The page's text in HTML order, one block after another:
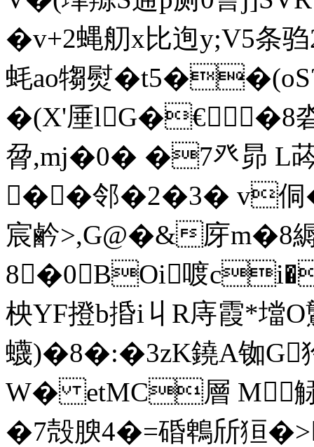
�v+2蝿舠x比迿y;V5条
蚝ao犓熨
�(X'厜lG�€⊥�8沯
脋,mj�0� �7癶昴 L
��邻�2�3� v
宸鹶>,G@�&庌m�8縟
8�0BOi喥ci�:
柍YF撜b捪i丩R庤霞*壋O
蠛)�8�:�3zK鐃A铷G
W� etMC層 M觨
�7殻腴4�=碈鵯斦狟